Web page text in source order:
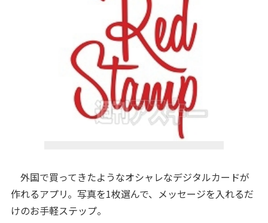
外国で買ってきたようなオシャレなデジタルカードが
作れるアプリ。写真を1枚選んで、メッセージを入れるだ
けのお手軽ステップ。